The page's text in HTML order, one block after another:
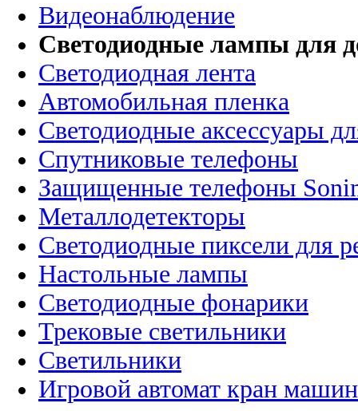
Видеонаблюдение
Светодиодные лампы для
Светодиодная лента
Автомобильная пленка
Светодиодные аксессуары
Спутниковые телефоны
Защищенные телефоны
Металлодетекторы
Светодиодные пиксели для
Настольные лампы
Светодиодные фонарики
Трековые светильники
Светильники
Игровой автомат кран